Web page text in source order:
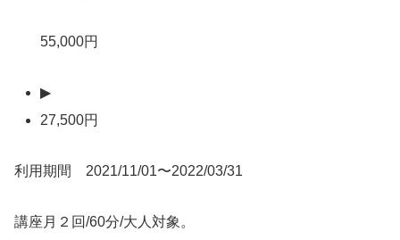
55,000円
▶
27,500円
利用期間 2021/11/01〜2022/03/31
講座月２回/60分/大人対象。